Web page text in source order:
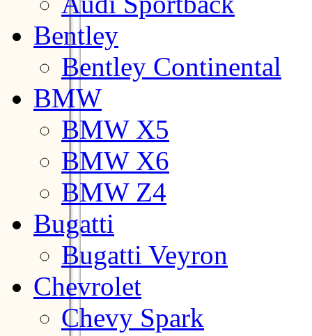
Bentley
Bentley Continental
BMW
BMW X5
BMW X6
BMW Z4
Bugatti
Bugatti Veyron
Chevrolet
Chevy Spark